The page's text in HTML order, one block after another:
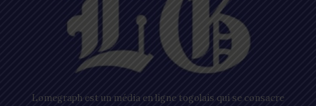
Lomegraph est un média en ligne togolais qui se consacre